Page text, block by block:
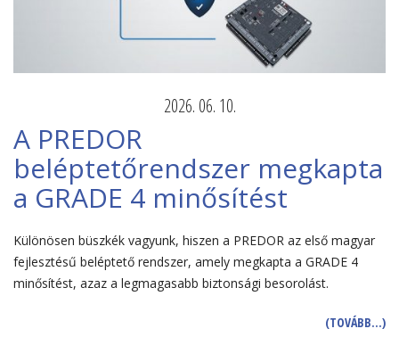
2026. 06. 10.
A PREDOR
beléptetőrendszer megkapta
a GRADE 4 minősítést
Különösen büszkék vagyunk, hiszen a PREDOR az első magyar
fejlesztésű beléptető rendszer, amely megkapta a GRADE 4
minősítést, azaz a legmagasabb biztonsági besorolást.
(TOVÁBB…)